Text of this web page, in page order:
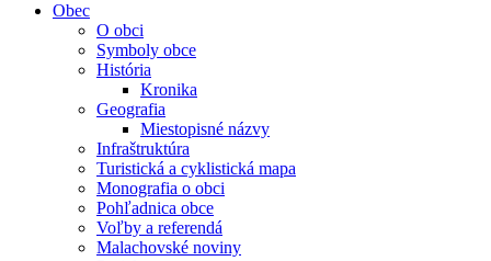
Obec
O obci
Symboly obce
História
Kronika
Geografia
Miestopisné názvy
Infraštruktúra
Turistická a cyklistická mapa
Monografia o obci
Pohľadnica obce
Voľby a referendá
Malachovské noviny